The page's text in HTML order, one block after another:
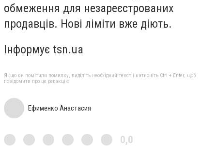
обмеження для незареєстрованих
продавців. Нові ліміти вже діють.
Інформує tsn.ua
Якщо ви помітили помилку, виділіть необхідний текст і натисніть Ctrl + Enter, щоб
повідомити про це редакцію
Ефименко Анастасия
0,0